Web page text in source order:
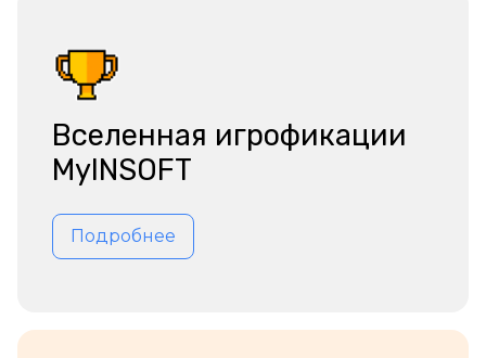
Вселенная игрофикации
MyINSOFT
Подробнее